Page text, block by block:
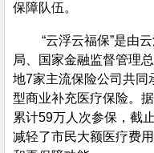
保障队伍。
“云浮云福保”是由云
局、国家金融监督管理
地7家主流保险公司共同
型商业补充医疗保险。
累计59万人次参保，截
减轻了市民大额医疗费